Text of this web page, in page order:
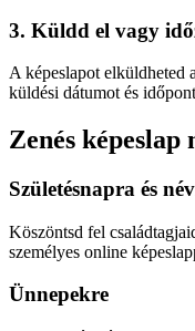
3. Küldd el vagy
A képeslapot elküldheted
küldési dátumot és
Zenés
Születésnapra és
Köszöntsd fel
személyes online
Ünnepekre